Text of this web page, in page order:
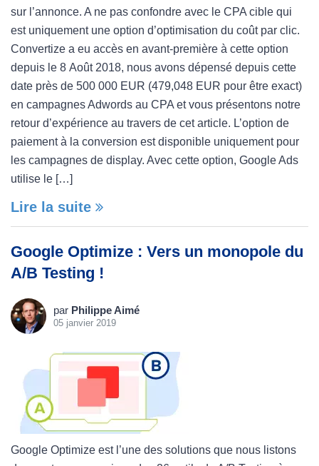
sur l’annonce. A ne pas confondre avec le CPA cible qui
est uniquement une option d’optimisation du coût par clic.
Convertize a eu accès en avant-première à cette option
depuis le 8 Août 2018, nous avons dépensé depuis cette
date près de 500 000 EUR (479,048 EUR pour être exact)
en campagnes Adwords au CPA et vous présentons notre
retour d’expérience au travers de cet article. L’option de
paiement à la conversion est disponible uniquement pour
les campagnes de display. Avec cette option, Google Ads
utilise le […]
Lire la suite
Google Optimize : Vers un monopole du
A/B Testing !
par Philippe Aimé
05 janvier 2019
Google Optimize est l’une des solutions que nous listons